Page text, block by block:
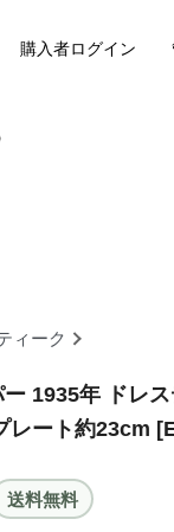
購入者ログイン
ィーク
1935年 ドレ
レート約23cm
送料無料